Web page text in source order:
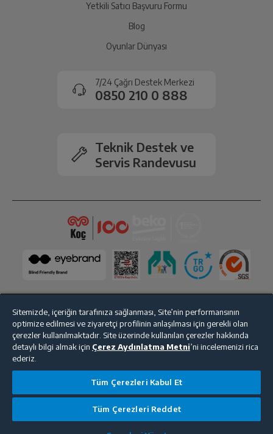
Yetkili Satıcı Başvuru Formu
Blog
Oyunlar Dünyası
7/24 Çağrı Destek Merkezi
0850 210 0 888
Teknik Destek ve
Servis Randevusu
Bize Ulaşın Kişisel Verilerin Korunması İşlem Rehberi
Satış Sözleşmesi
Sitemizde, içeriğin tarafınıza sağlanması, Site’nin performansının
optimize edilmesi ve ziyaretçi profilinin anlaşılması için gerekli olan
çerezler kullanılmaktadır. Site üzerinde kullanılan çerezler hakkında
detaylı bilgi almak için Çerez Aydınlatma Metni’ni incelemenizi rica
ederiz.
Tüm Çerezleri Kabul Et
Tüm Çerezleri Reddet